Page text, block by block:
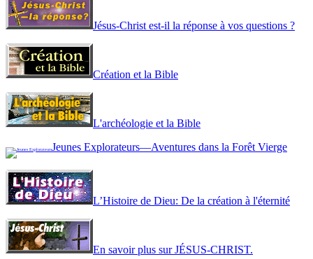
Jésus-Christ est-il la réponse à vos questions ?
Création et la Bible
L'archéologie et la Bible
Jeunes Explorateurs—Aventures dans la Forêt Vierge
L’Histoire de Dieu: De la création à l'éternité
En savoir plus sur JÉSUS-CHRIST.